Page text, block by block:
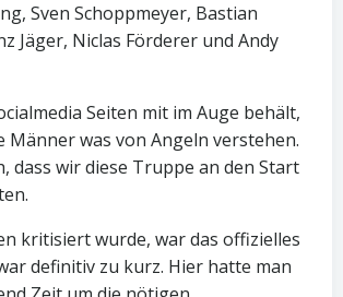
Sven Schoppmeyer, Bastian
Jäger, Niclas Förderer und Andy
Seiten mit im Auge behält,
Männer was von Angeln verstehen.
dass wir diese Truppe an den Start
kritisiert wurde, war das offizielles
definitiv zu kurz. Hier hatte man